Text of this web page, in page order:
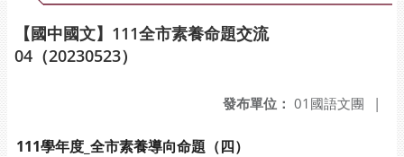
【國中國文】111全市素養命題交流
04（20230523）
發布單位： 01國語文團 |
111學年度_全市素養導向命題（四）